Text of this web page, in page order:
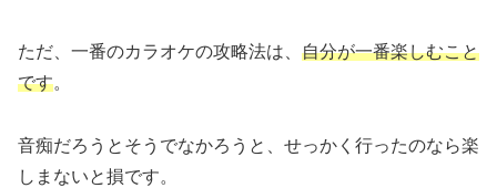
少なからず訪れてきます。 そこから少しずつカラオケの経
験をして、死ぬほど嫌いだったカラオケが、今は 「少しの
ただ、一番のカラオケの攻略法は、 自分が一番楽しむこと
です。
音痴だろうとそうでなかろうと、せっかく行ったのなら楽
しまないと損です。